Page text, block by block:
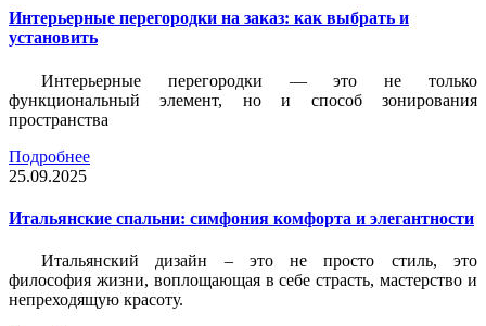
Интерьерные перегородки на заказ: как выбрать и
установить
Интерьерные перегородки — это не только
функциональный элемент, но и способ зонирования
пространства
Подробнее
25.09.2025
Итальянские спальни: симфония комфорта и элегантности
Итальянский дизайн – это не просто стиль, это
философия жизни, воплощающая в себе страсть, мастерство и
непреходящую красоту.